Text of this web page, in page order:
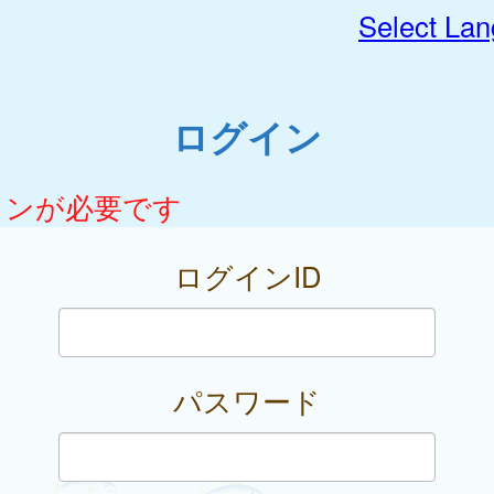
Select
ログイン
が必要です
ログインID
パスワード